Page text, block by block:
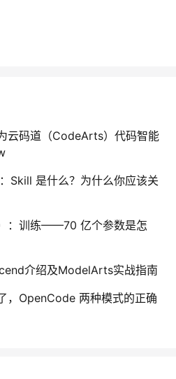
云码道（CodeArts）代码智能
Skill 是什么？为什么你应该关
：训练——70 亿个参数是怎
介绍及ModelArts实战指南
，OpenCode 两种模式的正确